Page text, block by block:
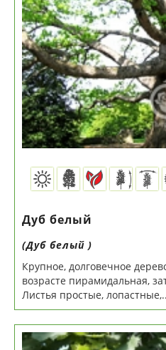
Дуб белый
(Дуб белый )
Крупное, долговечное
возрасте пирамидальная,
Листья простые,